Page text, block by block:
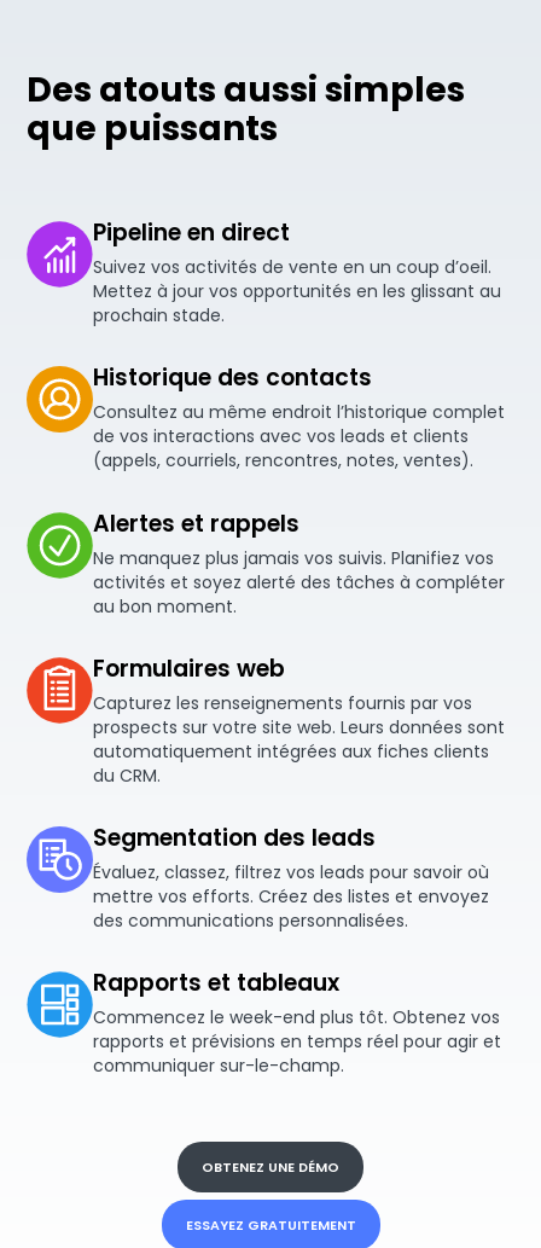
Des atouts aussi simples
que puissants
Pipeline en direct
Suivez vos activités de vente en un coup d’oeil.
Mettez à jour vos opportunités en les glissant au
prochain stade.
Historique des contacts
Consultez au même endroit l’historique complet
de vos interactions avec vos leads et clients
(appels, courriels, rencontres, notes, ventes).
Alertes et rappels
Ne manquez plus jamais vos suivis. Planifiez vos
activités et soyez alerté des tâches à compléter
au bon moment.
Formulaires web
Capturez les renseignements fournis par vos
prospects sur votre site web. Leurs données sont
automatiquement intégrées aux fiches clients
du CRM.
Segmentation des leads
Évaluez, classez, filtrez vos leads pour savoir où
mettre vos efforts. Créez des listes et envoyez
des communications personnalisées.
Rapports et tableaux
Commencez le week-end plus tôt. Obtenez vos
rapports et prévisions en temps réel pour agir et
communiquer sur-le-champ.
OBTENEZ UNE DÉMO
ESSAYEZ GRATUITEMENT